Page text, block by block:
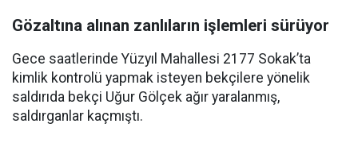
Gözaltına alınan zanlıların işlemleri sürüyor
Gece saatlerinde Yüzyıl Mahallesi 2177 Sokak’ta
kimlik kontrolü yapmak isteyen bekçilere yönelik
saldırıda bekçi Uğur Gölçek ağır yaralanmış,
saldırganlar kaçmıştı.